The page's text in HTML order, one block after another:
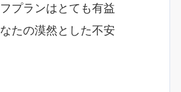
プランはとても有益
たの漠然とした不安